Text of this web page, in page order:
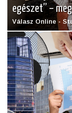
egészet” –
Válasz Online -